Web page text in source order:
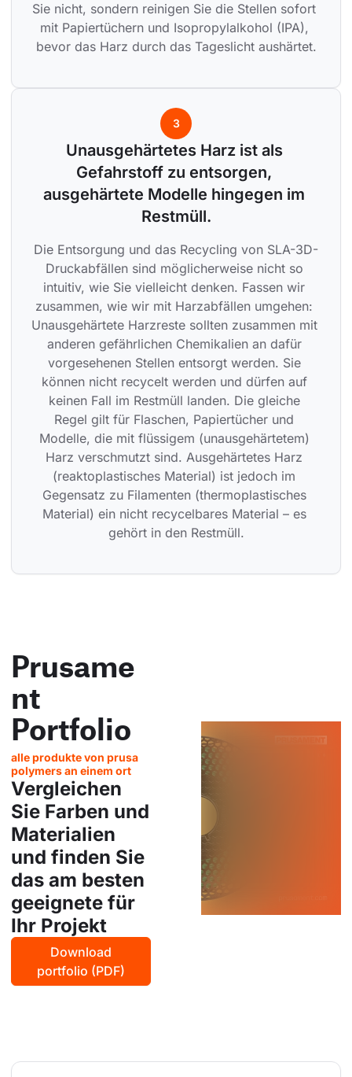
Sie nicht, sondern reinigen Sie die Stellen sofort
mit Papiertüchern und Isopropylalkohol (IPA),
bevor das Harz durch das Tageslicht aushärtet.
3
Unausgehärtetes Harz ist als
Gefahrstoff zu entsorgen,
ausgehärtete Modelle hingegen im
Restmüll.
Die Entsorgung und das Recycling von SLA-3D-
Druckabfällen sind möglicherweise nicht so
intuitiv, wie Sie vielleicht denken. Fassen wir
zusammen, wie wir mit Harzabfällen umgehen:
Unausgehärtete Harzreste sollten zusammen mit
anderen gefährlichen Chemikalien an dafür
vorgesehenen Stellen entsorgt werden. Sie
können nicht recycelt werden und dürfen auf
keinen Fall im Restmüll landen. Die gleiche
Regel gilt für Flaschen, Papiertücher und
Modelle, die mit flüssigem (unausgehärtetem)
Harz verschmutzt sind. Ausgehärtetes Harz
(reaktoplastisches Material) ist jedoch im
Gegensatz zu Filamenten (thermoplastisches
Material) ein nicht recycelbares Material – es
gehört in den Restmüll.
Prusame
nt
Portfolio
alle produkte von prusa
polymers an einem ort
Vergleichen
Sie Farben und
Materialien
und finden Sie
das am besten
geeignete für
Ihr Projekt
Download
portfolio (PDF)